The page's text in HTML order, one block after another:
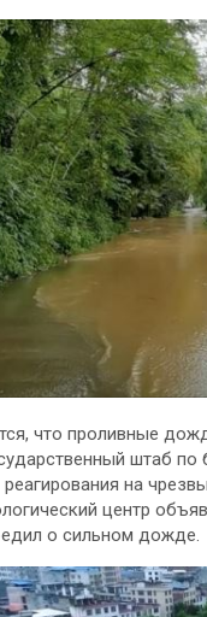
что проливные
штаб
реагирования на
центр
о сильном дожде.